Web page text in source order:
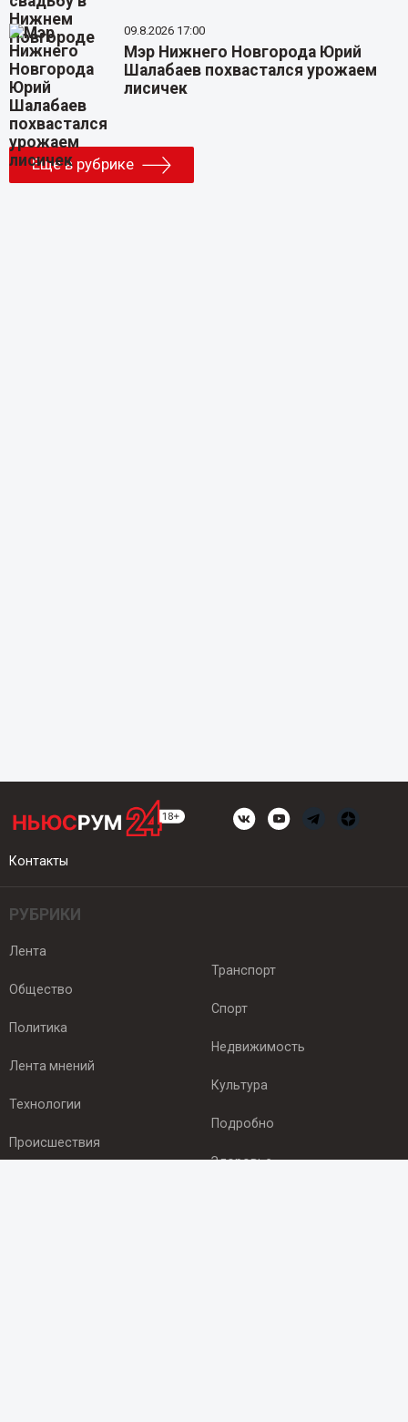
09.8.2026 17:00
Мэр Нижнего Новгорода Юрий
Шалабаев похвастался урожаем
лисичек
Еще в рубрике
Контакты
РУБРИКИ
Лента
Общество
Политика
Лента мнений
Технологии
Происшествия
Транспорт
Спорт
Недвижимость
Культура
Подробно
Здоровье